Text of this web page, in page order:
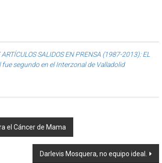
SALIDOS EN PRENSA (1987-2013): EL
fue segundo en el Interzonal de Valladolid
el Cáncer de Mama
Darlevis Mosquera, no equipo ideal.